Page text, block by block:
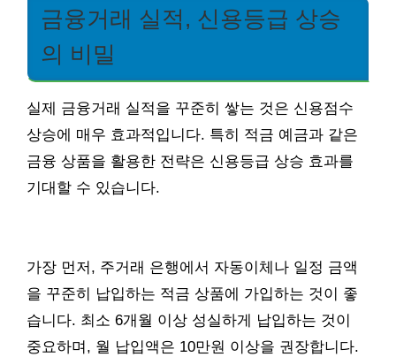
금융거래 실적, 신용등급 상승
의 비밀
실제 금융거래 실적을 꾸준히 쌓는 것은 신용점수
상승에 매우 효과적입니다. 특히 적금 예금과 같은
금융 상품을 활용한 전략은 신용등급 상승 효과를
기대할 수 있습니다.
가장 먼저, 주거래 은행에서 자동이체나 일정 금액
을 꾸준히 납입하는 적금 상품에 가입하는 것이 좋
습니다. 최소 6개월 이상 성실하게 납입하는 것이
중요하며, 월 납입액은 10만원 이상을 권장합니다.